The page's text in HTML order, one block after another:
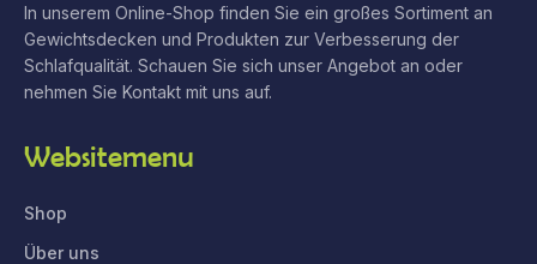
In unserem Online-Shop finden Sie ein großes Sortiment an
Gewichtsdecken und Produkten zur Verbesserung der
Schlafqualität. Schauen Sie sich unser Angebot an oder
nehmen Sie Kontakt mit uns auf.
Websitemenu
Shop
Über uns